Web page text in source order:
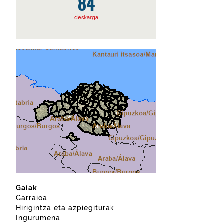
deskarga
Gaiak
Garraioa
Hirigintza eta azpiegiturak
Ingurumena